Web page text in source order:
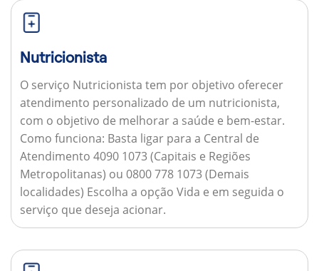
Nutricionista
O serviço Nutricionista tem por objetivo oferecer
atendimento personalizado de um nutricionista,
com o objetivo de melhorar a saúde e bem-estar.
Como funciona: Basta ligar para a Central de
Atendimento 4090 1073 (Capitais e Regiões
Metropolitanas) ou 0800 778 1073 (Demais
localidades) Escolha a opção Vida e em seguida o
serviço que deseja acionar.